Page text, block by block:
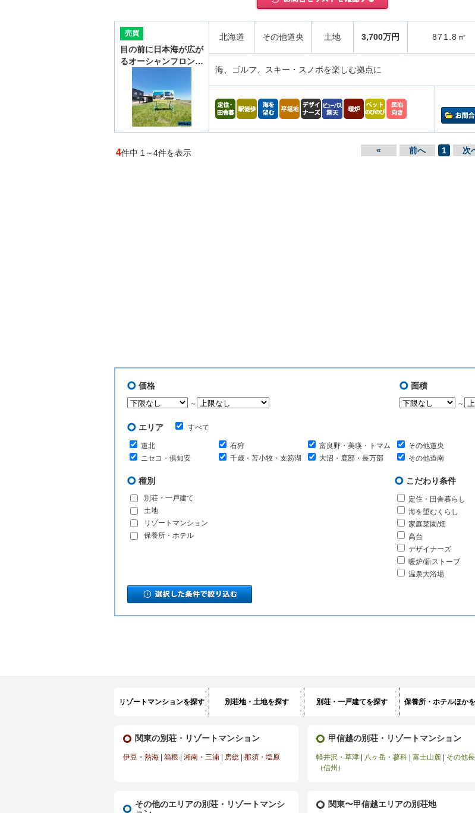
売買
目の前に日本海が広が
るオーシャンフロン…
北海道 その他道央 土地 3,700万円 871.8㎡
海、ゴルフ、スキー・スノボを楽しむ拠点に
4件中 1～4件を表示 « 前へ 1 次
価格
～
面積
～
エリア すべて
道北 石狩 富良野・美瑛・トマム その他道央
ニセコ・倶知安
千歳・苫小牧・支笏湖 大沼・鹿部・長万部 その他道南
種別
別荘・一戸建て
土地
リゾートマンション
保養所・ホテル
こだわり条件
定住・田舎暮らし
海を望むくらし
家庭菜園/畑
高台
デザイナーズ
暖炉/薪ストーブ
温泉大浴場
リゾートマンションを探す 別荘地・土地を探す 別荘・一戸建てを探す 保養所・ホテルほか
関東の別荘・リゾートマンション
伊豆・熱海 箱根 湘南・三浦 房総 那須・塩原
甲信越の別荘・リゾートマンション
軽井沢・草津 八ヶ岳・蓼科 富士山麓
その他
（信州）
その他のエリアの別荘・リゾートマンシ
関東〜甲信越エリアの別荘地